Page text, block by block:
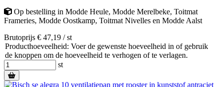
Op bestelling in Modde Heule, Modde Merelbeke, Toitmat
Frameries, Modde Oostkamp, Toitmat Nivelles en Modde Aalst
Brutoprijs € 47,19 / st
Producthoeveelheid: Voer de gewenste hoeveelheid in of gebruik
de knoppen om de hoeveelheid te verhogen of te verlagen.
st